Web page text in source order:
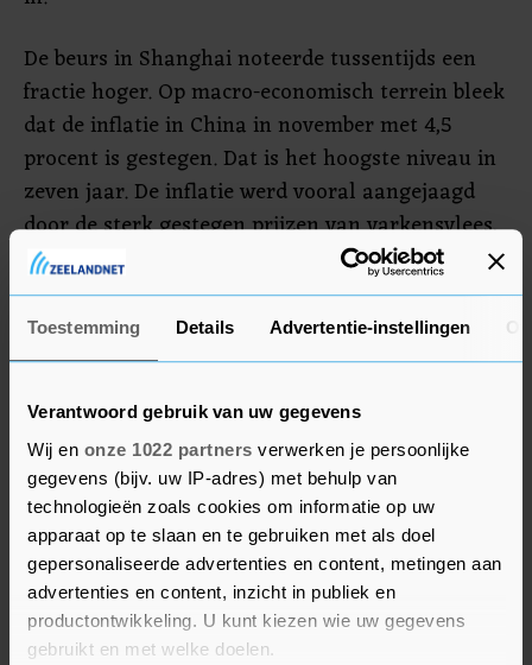
Toestemming Details Advertentie-instellingen
Verantwoord gebruik van uw gegevens
Wij en onze 1022 partners verwerken je persoonlijke
gegevens (bijv. uw IP-adres) met behulp van
technologieën zoals cookies om informatie op uw
apparaat op te slaan en te gebruiken met als doel
gepersonaliseerde advertenties en content, metingen aan
advertenties en content, inzicht in publiek en
productontwikkeling. U kunt kiezen wie uw gegevens
gebruikt en met welke doelen.
De beurs in Shanghai noteerde tussentijds een
fractie hoger. Op macro-economisch terrein bleek
dat de inflatie in China in november met 4,5
procent is gestegen. Dat is het hoogste niveau in
zeven jaar. De inflatie werd vooral aangejaagd
door de sterk gestegen prijzen van varkensvlees,
veroorzaakt door de uitbraak van Afrikaanse
varkenspest in het land. De Hang Seng-index in
Hongkong stond vlak en de Kospi in Seoul won
0,5 procent. De All Ordinaries in Sydney eindigde